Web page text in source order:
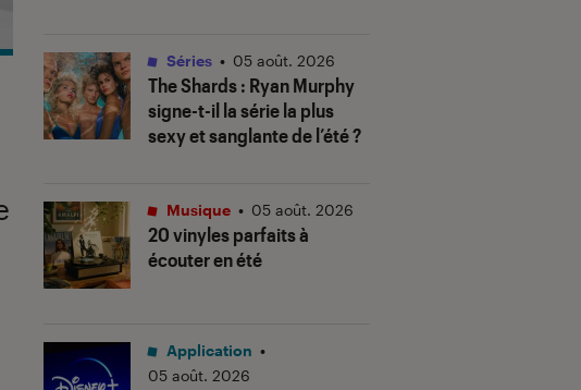
The Shards: Ryan Murphy
signe-t-il la série la plus
sexy et sanglante de l’été ?
Séries • 05 août. 2026
20 vinyles parfaits à
écouter en été
Musique • 05 août. 2026
Application •
05 août. 2026